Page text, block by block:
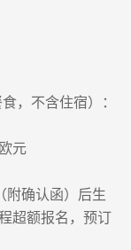
，不含住宿）
：
欧元
附确认函）后生
超额报名，预订